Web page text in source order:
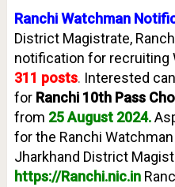
Ranchi Watchman
District Magistrate,
notification for recruiting
311 posts. Interested
for Ranchi 10th Pass
from 25 August 2024.
for the Ranchi
Jharkhand District
https://Ranchi.nic.in